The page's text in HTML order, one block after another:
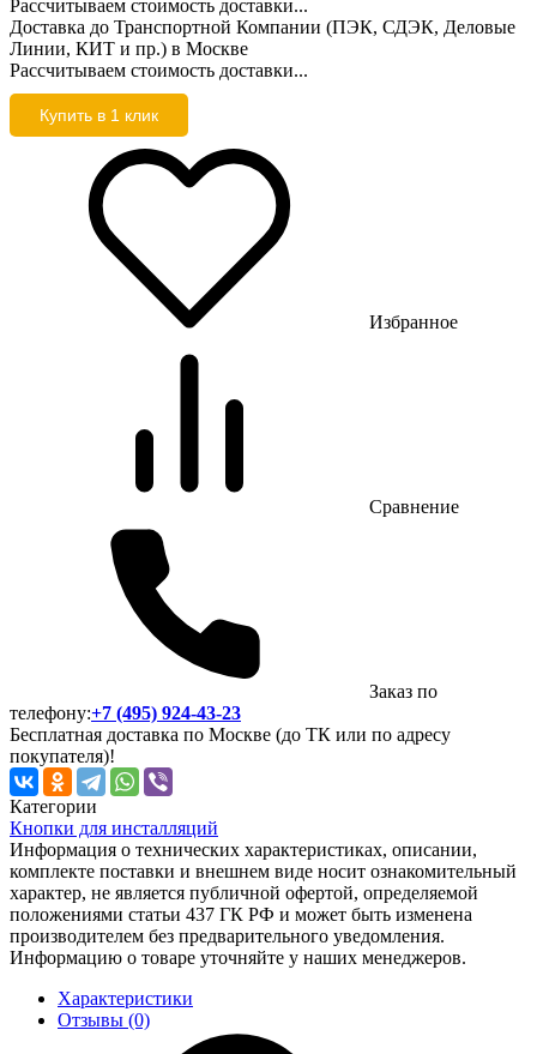
Рассчитываем стоимость доставки...
Доставка до Транспортной Компании (ПЭК, СДЭК, Деловые
Линии, КИТ и пр.) в Москве
Рассчитываем стоимость доставки...
Купить в 1 клик
Избранное
Сравнение
Заказ по
телефону:+7 (495) 924-43-23
Бесплатная доставка по Москве (до ТК или по адресу
покупателя)!
Категории
Кнопки для инсталляций
Информация о технических характеристиках, описании,
комплекте поставки и внешнем виде носит ознакомительный
характер, не является публичной офертой, определяемой
положениями статьи 437 ГК РФ и может быть изменена
производителем без предварительного уведомления.
Информацию о товаре уточняйте у наших менеджеров.
Характеристики
Отзывы (0)